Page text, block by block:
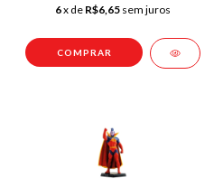
6x de R$6,65 sem juros